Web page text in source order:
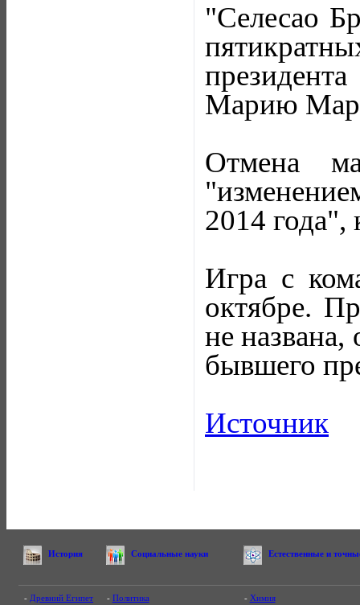
"Селесао
Марию
Отмена
2014 года",
Игра с
октябре.
не названа,
бывшего
Источник
История Социальные науки Естественные и
- Древний Египет
- Политика
- Химия